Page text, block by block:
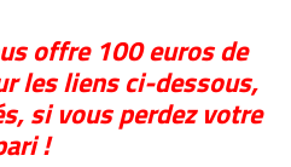
offre 100 euros de
les liens ci-dessous,
si vous perdez votre
!